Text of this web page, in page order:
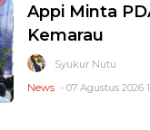
Appi Minta
Kemarau
Syukur Nutu
News - 07 Agustus 2026